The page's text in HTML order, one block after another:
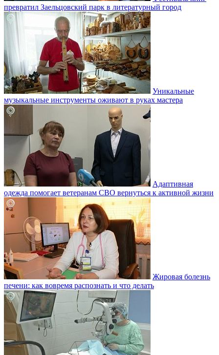
превратил Заельцовский парк в литературный город
Уникальные
музыкальные инструменты оживают в руках мастера
Адаптивная
одежда помогает ветеранам СВО вернуться к активной жизни
Жировая болезнь
печени: как вовремя распознать и что делать